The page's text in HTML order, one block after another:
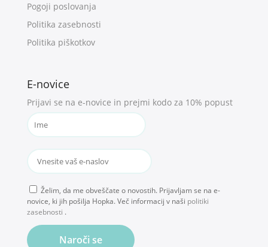
Pogoji poslovanja
Politika zasebnosti
Politika piškotkov
E-novice
Prijavi se na e-novice in prejmi kodo za 10% popust
Želim, da me obveščate o novostih. Prijavljam se na e-
novice, ki jih pošilja Hopka. Več informacij v naši politiki
zasebnosti .
Naroči se